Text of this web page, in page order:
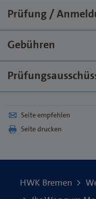
Prüfung /
Gebühren
Seite empfehlen
Seite drucken
HWK Bremen